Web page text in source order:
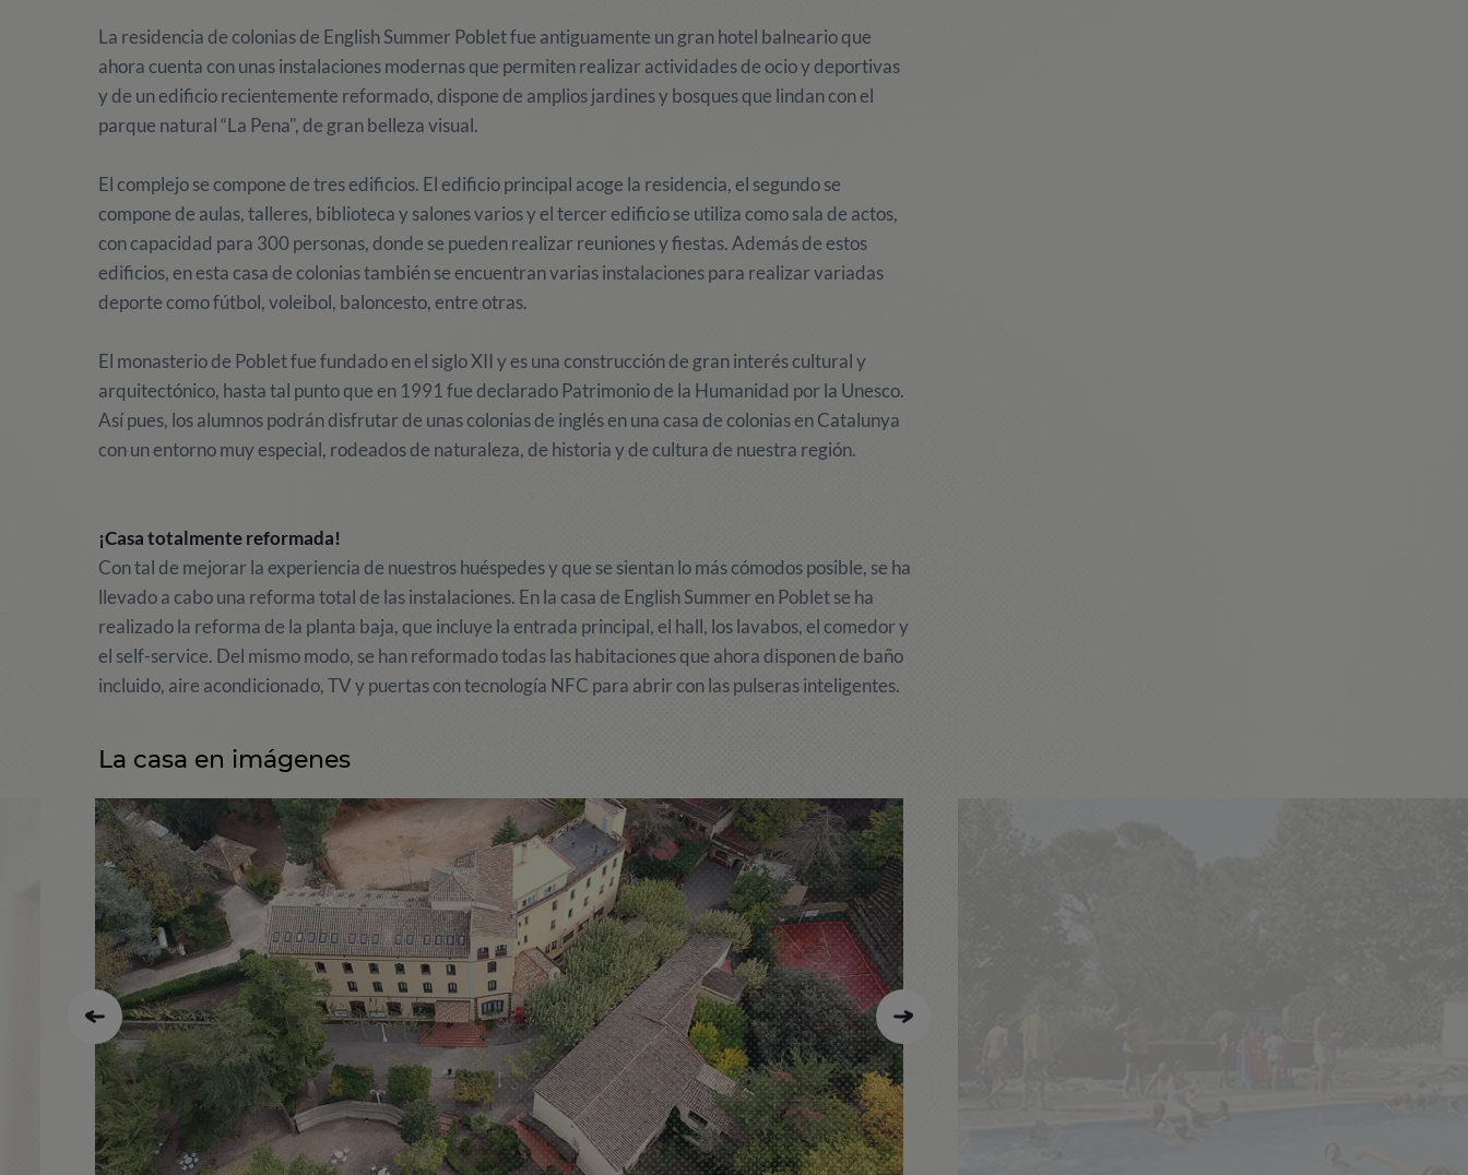
La residencia de colonias de English Summer Poblet fue antiguamente un gran hotel balneario que
ahora cuenta con unas instalaciones modernas que permiten realizar actividades de ocio y deportivas
y de un edificio recientemente reformado, dispone de amplios jardines y bosques que lindan con el
parque natural “La Pena", de gran belleza visual.
El complejo se compone de tres edificios. El edificio principal acoge la residencia, el segundo se
compone de aulas, talleres, biblioteca y salones varios y el tercer edificio se utiliza como sala de actos,
con capacidad para 300 personas, donde se pueden realizar reuniones y fiestas. Además de estos
edificios, en esta casa de colonias también se encuentran varias instalaciones para realizar variadas
deporte como fútbol, voleibol, baloncesto, entre otras.
El monasterio de Poblet fue fundado en el siglo XII y es una construcción de gran interés cultural y
arquitectónico, hasta tal punto que en 1991 fue declarado Patrimonio de la Humanidad por la Unesco.
Así pues, los alumnos podrán disfrutar de unas colonias de inglés en una casa de colonias en Catalunya
con un entorno muy especial, rodeados de naturaleza, de historia y de cultura de nuestra región.
¡Casa totalmente reformada!
Con tal de mejorar la experiencia de nuestros huéspedes y que se sientan lo más cómodos posible, se ha
llevado a cabo una reforma total de las instalaciones. En la casa de English Summer en Poblet se ha
realizado la reforma de la planta baja, que incluye la entrada principal, el hall, los lavabos, el comedor y
el self-service. Del mismo modo, se han reformado todas las habitaciones que ahora disponen de baño
incluido, aire acondicionado, TV y puertas con tecnología NFC para abrir con las pulseras inteligentes.
La casa en imágenes